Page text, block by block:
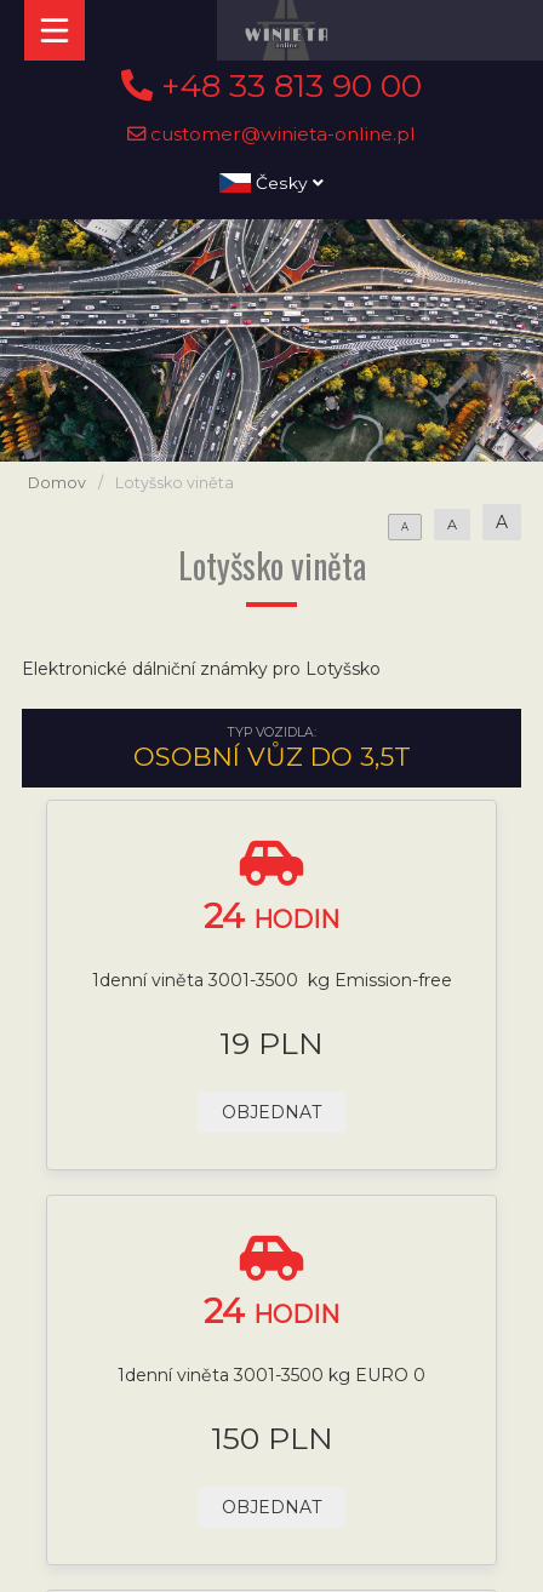
+48 33 813 90 00
customer@winieta-online.pl
Česky
Domov / Lotyšsko viněta
A A A
Lotyšsko viněta
Elektronické dálniční známky pro Lotyšsko
TYP VOZIDLA:
OSOBNÍ VŮZ DO 3,5T
24 HODIN
1denní viněta 3001-3500 kg Emission-free
19 PLN
OBJEDNAT
24 HODIN
1denní viněta 3001-3500 kg EURO 0
150 PLN
OBJEDNAT